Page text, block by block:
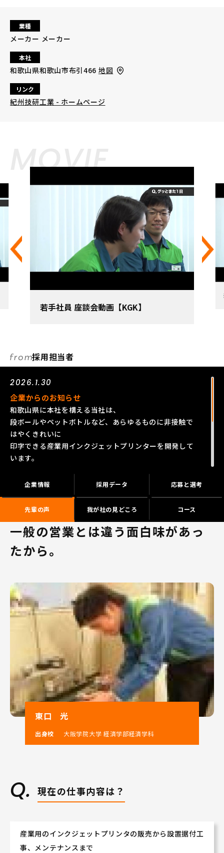
業種
メーカー メーカー
本社
和歌山県和歌山市布引466 地図
リンク
紀州技研工業 - ホームページ
MOVIE
若手社員 座談会動画【KGK】
若
採用担当者
2026.1.30
企業からのお知らせ
和歌山県に本社を構える当社は、
段ボールやペットボトルなど、あらゆるものに非接触で
はやくきれいに
印字できる産業用インクジェットプリンターを開発して
います。
倒的なシェアを獲得。
また、卵の殻に賞味期限を直接印字できるプリンターの
開発にも成功しました。
そのユニークな開発にマスコミからも取材が殺到！
販売網も全国各地に広がっています。
企業情報 採用データ 応募と選考
先輩の声 我が社の見どころ コース
一般の営業とは違う面白味があっ
たから。
東口 光
出身校 大阪学院大学 経済学部経済学科
現在の仕事内容は？
産業用のインクジェットプリンタの販売から設置据付工
事、メンテナンスまで